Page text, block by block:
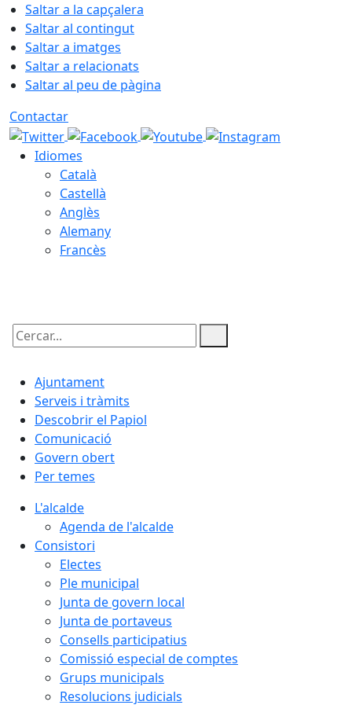
Saltar a la capçalera
Saltar al contingut
Saltar a imatges
Saltar a relacionats
Saltar al peu de pàgina
Contactar
Idiomes
Català
Castellà
Anglès
Alemany
Francès
Cercar:
Ajuntament
Serveis i tràmits
Descobrir el Papiol
Comunicació
Govern obert
Per temes
L'alcalde
Agenda de l'alcalde
Consistori
Electes
Ple municipal
Junta de govern local
Junta de portaveus
Consells participatius
Comissió especial de comptes
Grups municipals
Resolucions judicials